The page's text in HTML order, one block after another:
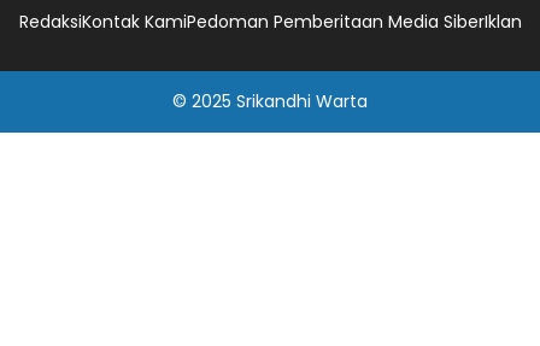
RedaksiKontak KamiPedoman Pemberitaan Media SiberIklan
© 2025 Srikandhi Warta